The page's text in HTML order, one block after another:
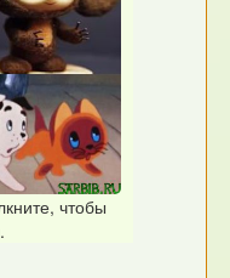
чтобы